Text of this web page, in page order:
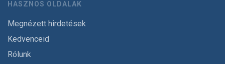
HASZNOS OLDALAK
Megnézett hirdetések
Kedvenceid
Rólunk